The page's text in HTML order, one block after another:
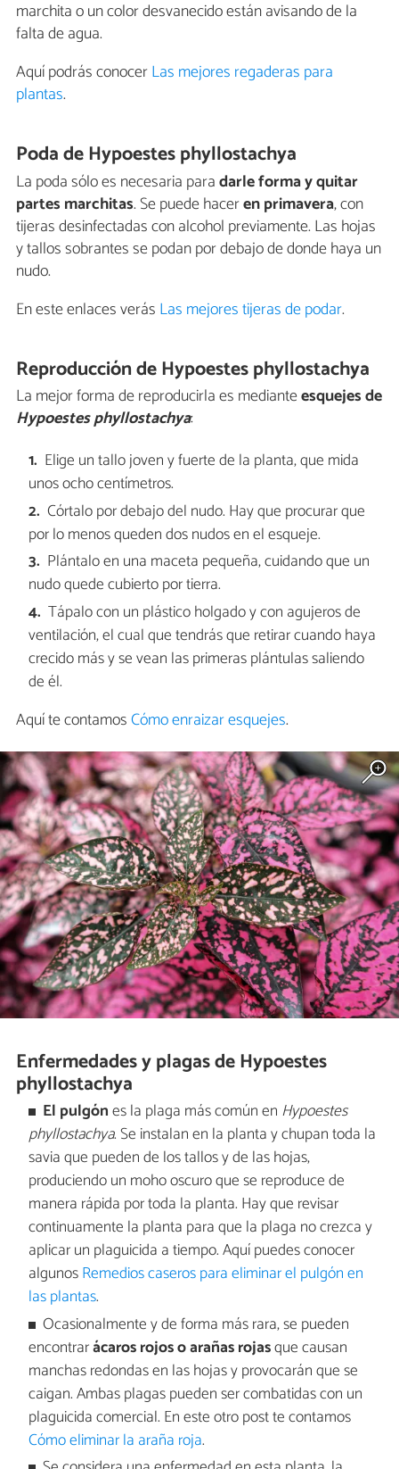
marchita o un color desvanecido están avisando de la
falta de agua.
Aquí podrás conocerLas mejores regaderas para
plantas.
Poda de Hypoestes phyllostachya
La poda sólo es necesaria paradarle forma y quitar
partes marchitas. Se puede haceren primavera, con
tijeras desinfectadas con alcohol previamente. Las hojas
y tallos sobrantes se podan por debajo de donde haya un
nudo.
En este enlaces verás Las mejores tijeras de podar.
Reproducción de Hypoestes phyllostachya
La mejor forma de reproducirla es medianteesquejes de
Hypoestes phyllostachya:
Elige un tallo joven y fuerte de la planta, que mida
unos ocho centímetros.
Córtalo por debajo del nudo. Hay que procurar que
por lo menos queden dos nudos en el esqueje.
Plántalo en una maceta pequeña, cuidando que un
nudo quede cubierto por tierra.
Tápalo con un plástico holgado y con agujeros de
ventilación, el cual que tendrás que retirar cuando haya
crecido más y se vean las primeras plántulas saliendo
de él.
Aquí te contamosCómo enraizar esquejes.
Enfermedades y plagas de Hypoestes
phyllostachya
El pulgónes la plaga más común en Hypoestes
phyllostachya. Se instalan en la planta y chupan toda la
savia que pueden de los tallos y de las hojas,
produciendo un moho oscuro que se reproduce de
manera rápida por toda la planta. Hay que revisar
continuamente la planta para que la plaga no crezca y
aplicar un plaguicida a tiempo. Aquí puedes conocer
algunosRemedios caseros para eliminar el pulgón en
las plantas.
Ocasionalmente y de forma más rara, se pueden
encontrarácaros rojos o arañas rojasque causan
manchas redondas en las hojas y provocarán que se
caigan. Ambas plagas pueden ser combatidas con un
plaguicida comercial. En este otro post te contamos
Cómo eliminar la araña roja.